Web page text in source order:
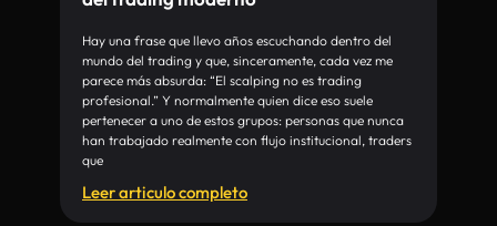
Hay una frase que llevo años escuchando dentro del
mundo del trading y que, sinceramente, cada vez me
parece más absurda: “El scalping no es trading
profesional.” Y normalmente quien dice eso suele
pertenecer a uno de estos grupos: personas que nunca
han trabajado realmente con flujo institucional, traders
que
Leer articulo completo